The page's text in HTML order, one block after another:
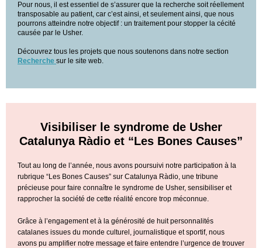
Pour nous, il est essentiel de s’assurer que la recherche soit réellement
transposable au patient, car c’est ainsi, et seulement ainsi, que nous
pourrons atteindre notre objectif : un traitement pour stopper la cécité
causée par le Usher.
Découvrez tous les projets que nous soutenons dans notre section
Recherche sur le site web.
Visibiliser le syndrome de Usher
Catalunya Ràdio et “Les Bones Causes”
Tout au long de l’année, nous avons poursuivi notre participation à la
rubrique “Les Bones Causes” sur Catalunya Ràdio, une tribune
précieuse pour faire connaître le syndrome de Usher, sensibiliser et
rapprocher la société de cette réalité encore trop méconnue.
Grâce à l’engagement et à la générosité de huit personnalités
catalanes issues du monde culturel, journalistique et sportif, nous
avons pu amplifier notre message et faire entendre l’urgence de trouver